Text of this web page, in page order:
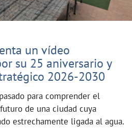
un vídeo
su 25 aniversario y
2026-2030
para comprender el
de una ciudad cuya
estrechamente ligada al agua.